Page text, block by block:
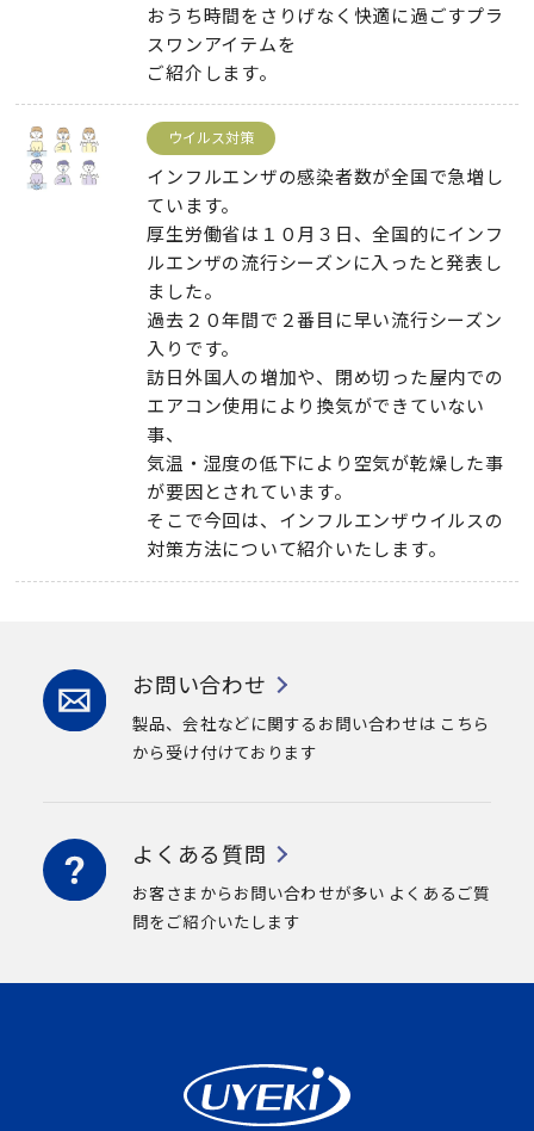
おうち時間をさりげなく快適に過ごすプラ
スワンアイテムを
ご紹介します。
ウイルス対策
インフルエンザの感染者数が全国で急増し
ています。
厚生労働省は１０月３日、全国的にインフ
ルエンザの流行シーズンに入ったと発表し
ました。
過去２０年間で２番目に早い流行シーズン
入りです。
訪日外国人の増加や、閉め切った屋内での
エアコン使用により換気ができていない
事、
気温・湿度の低下により空気が乾燥した事
が要因とされています。
そこで今回は、インフルエンザウイルスの
対策方法について紹介いたします。
お問い合わせ
製品、会社などに関するお問い合わせは こちら
から受け付けております
よくある質問
お客さまからお問い合わせが多い よくあるご質
問をご紹介いたします